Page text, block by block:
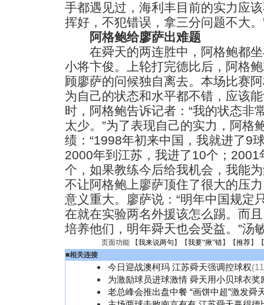
手都遇见过，海利丰目前的实力应
挥好，不犯错误，拿三分问题不大。
阿格鲍给廖萨出难题
在舜天的两连胜中，阿格鲍都坐
小将卞俊。上轮打完德比后，阿格
顾廖萨的问候独自离去。本场比赛
为自己的状态和水平都不错，应该
时，阿格鲍告诉记者：“我的状态非
太少。”为了表现自己的实力，阿格
绩：“1998年初来中国，我就进了9
2000年到江苏，我进了10个；
个，如果教练今后给我机会，我能
不让阿格鲍上廖萨顶住了很大的压
意义重大。廖萨说：“明年中国规定
在就在实验两名外援该怎么踢。而
培养他们，明年舜天也会受益。”
页面功能 【我来说两句 】【我要“揪”错】【推荐】
■相关连接
今日迎战澳柯玛 江苏舜天强调控球权
为激励球员进球激情 舜天用小贝球衣奖
老总峰会推出盘中餐 “画饼中超”激发舜